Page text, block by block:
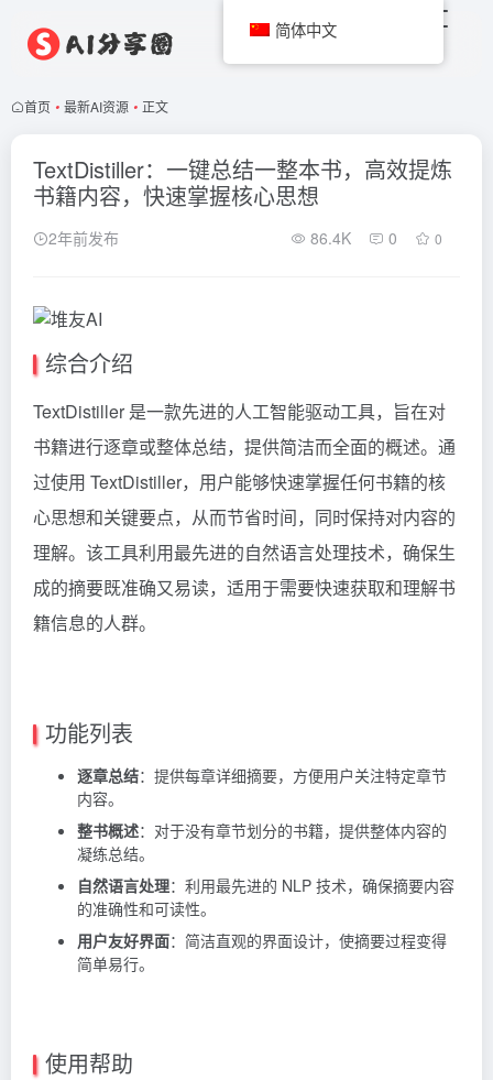
首页 • 最新AI资源 • 正文
TextDistiller：一键总结一整本书，高效提炼
书籍内容，快速掌握核心思想
2年前发布 86.4K 0 0
综合介绍
TextDistiller 是一款先进的人工智能驱动工具，旨在对
书籍进行逐章或整体总结，提供简洁而全面的概述。通
过使用 TextDistiller，用户能够快速掌握任何书籍的核
心思想和关键要点，从而节省时间，同时保持对内容的
理解。该工具利用最先进的自然语言处理技术，确保生
成的摘要既准确又易读，适用于需要快速获取和理解书
籍信息的人群。
功能列表
逐章总结：提供每章详细摘要，方便用户关注特定章节
内容。
整书概述：对于没有章节划分的书籍，提供整体内容的
凝练总结。
自然语言处理：利用最先进的 NLP 技术，确保摘要内容
的准确性和可读性。
用户友好界面：简洁直观的界面设计，使摘要过程变得
简单易行。
使用帮助
简体中文